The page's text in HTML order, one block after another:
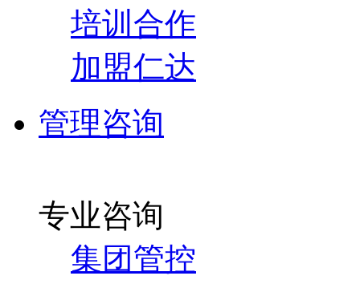
培训合作
加盟仁达
管理咨询
专业咨询
集团管控